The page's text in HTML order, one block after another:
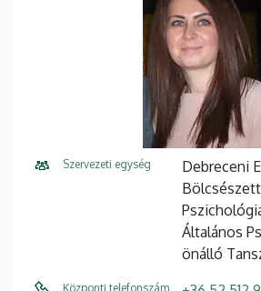
Szervezeti egység
Debreceni
Általános
önálló
Központi telefonszám